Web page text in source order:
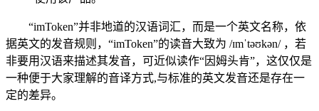
“imToken”并非地道的汉语词汇，而是一个英文名称，依
据英文的发音规则，“imToken”的读音大致为 /ɪmˈtəʊkən/ ，若
非要用汉语来描述其发音，可近似读作“因姆头肯”，这仅仅是
一种便于大家理解的音译方式,与标准的英文发音还是存在一
定的差异。